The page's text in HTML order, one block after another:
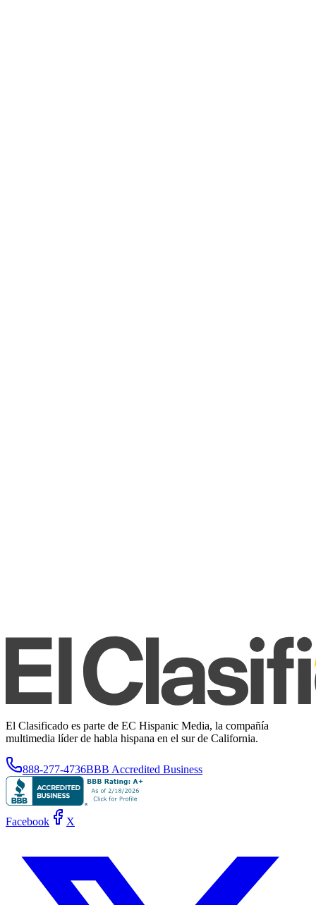
El Clasificado es parte de EC Hispanic Media, la compañía
multimedia líder de habla hispana en el sur de California.
888-277-4736BBB Accredited Business
Facebook X